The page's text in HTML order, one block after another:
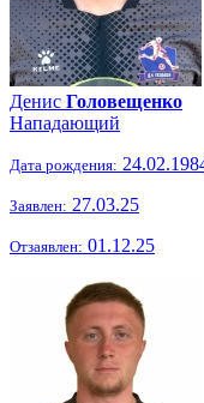
Денис Головещенко
Нападающий
Дата рождения:
Заявлен: 27.03.25
Отзаявлен: 01.12.25